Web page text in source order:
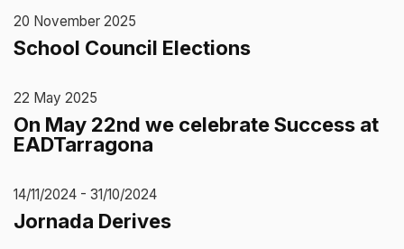
20 November 2025
School Council Elections
22 May 2025
On May 22nd we celebrate Success at
EADTarragona
14/11/2024 - 31/10/2024
Jornada Derives